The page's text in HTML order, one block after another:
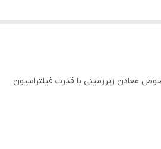
معادن زیرزمینی با قدرت فیلتراسیون